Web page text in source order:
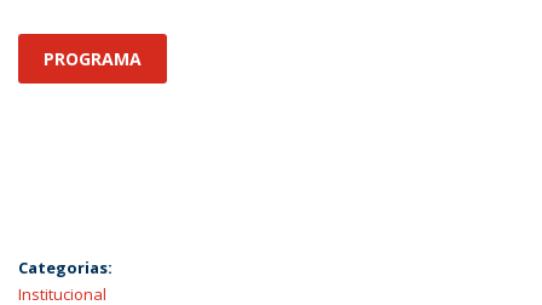
PROGRAMA
Categorias:
Institucional